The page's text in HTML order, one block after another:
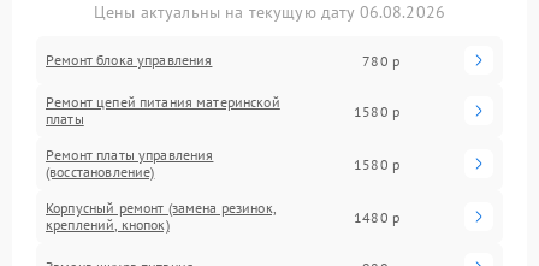
Цены актуальны на текущую дату 06.08.2026
Ремонт блока управления 780 р
Ремонт цепей питания материнской
платы
1580 р
Ремонт платы управления
(восстановление)
1580 р
Корпусный ремонт (замена резинок,
креплений, кнопок)
1480 р